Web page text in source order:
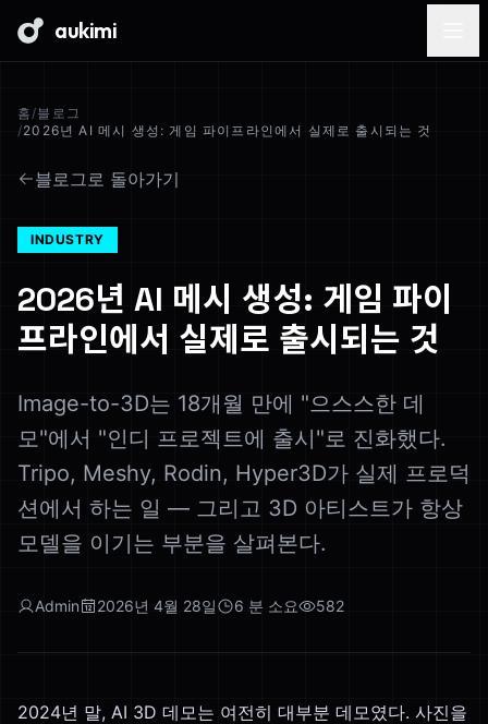
aukimi
홈 /블로그
/2026년 AI 메시 생성: 게임 파이프라인에서 실제로 출시되는 것
블로그로 돌아가기
INDUSTRY
2026년 AI 메시 생성: 게임 파이
프라인에서 실제로 출시되는 것
Image-to-3D는 18개월 만에 "으스스한 데
모"에서 "인디 프로젝트에 출시"로 진화했다.
Tripo, Meshy, Rodin, Hyper3D가 실제 프로덕
션에서 하는 일 — 그리고 3D 아티스트가 항상
모델을 이기는 부분을 살펴본다.
Admin 2026년 4월 28일 6 분 소요 582
2024년 말, AI 3D 데모는 여전히 대부분 데모였다. 사진을